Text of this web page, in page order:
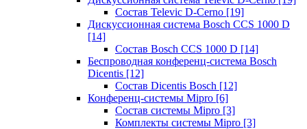
Состав Televic D-Cerno [19]
Дискуссионная система Bosch CCS 1000 D
[14]
Состав Bosch CCS 1000 D [14]
Беспроводная конференц-система Bosch
Dicentis [12]
Состав Dicentis Bosch [12]
Конференц-системы Mipro [6]
Состав системы Mipro [3]
Комплекты системы Mipro [3]